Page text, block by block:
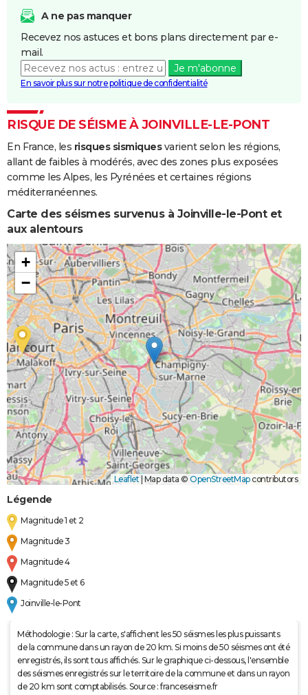
Coulées de
Inondations
et/ou
Coulées de
02/07/1995 02/07/1995 1 j
Inondations
et/ou
Coulées de
Boue
A ne pas manquer
Recevez nos astuces et bons plans directement par e-
mail.
Je m'abonne
En savoir plus sur notre politique de confidentialité
RISQUE DE SÉISME À JOINVILLE-LE-PONT
En France, les risques sismiquesvarient selon les régions,
allant de faibles à modérés, avec des zones plus exposées
comme les Alpes, les Pyrénées et certaines régions
méditerranéennes.
Carte des séismes survenus à Joinville-le-Pont et
aux alentours
+
−
Leaflet Map data © OpenStreetMapcontributors
Légende
Magnitude 1 et 2
Magnitude 3
Magnitude 4
Magnitude 5 et 6
Joinville-le-Pont
Méthodologie : Sur la carte, s'affichent les 50 séismes les plus puissants
de la commune dans un rayon de 20 km. Si moins de 50 séismes ont été
enregistrés, ils sont tous affichés. Sur le graphique ci-dessous, l'ensemble
des séismes enregistrés sur le territoire de la commune et dans un rayon
de 20 km sont comptabilisés. Source : franceseisme.fr